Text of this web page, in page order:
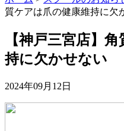
質ケアは爪の健康維持に欠
【神戸三宮店】
持に欠かせない
2024年09月12日